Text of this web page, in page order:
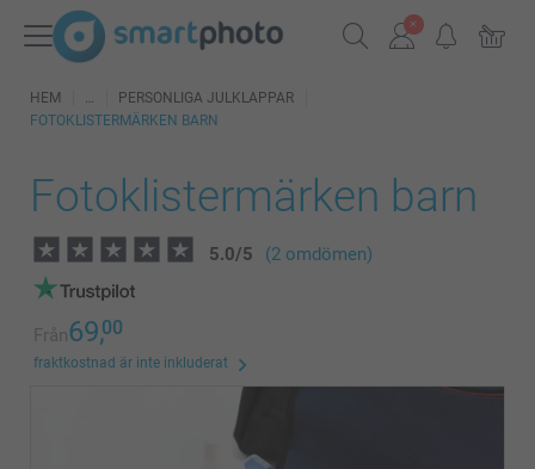
HEM
PERSONLIGA JULKLAPPAR
FOTOKLISTERMÄRKEN BARN
Fotoklistermärken barn
5.0/5 (2 omdömen)
Från69,00
fraktkostnad är inte inkluderat